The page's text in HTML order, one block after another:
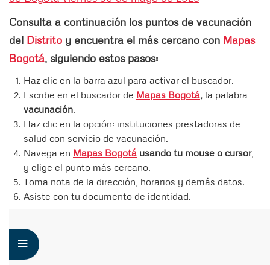
Consulta a continuación los puntos de vacunación
del Distrito y encuentra el más cercano con Mapas
Bogotá, siguiendo estos pasos:
Haz clic en la barra azul para activar el buscador.
Escribe en el buscador de Mapas Bogotá, la palabra
vacunación.
Haz clic en la opción: instituciones prestadoras de
salud con servicio de vacunación.
Navega en Mapas Bogotá usando tu mouse o cursor,
y elige el punto más cercano.
Toma nota de la dirección, horarios y demás datos.
Asiste con tu documento de identidad.